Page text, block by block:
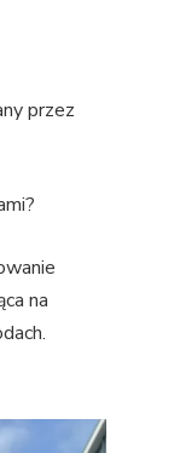
przez
na